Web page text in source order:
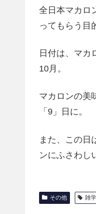
全日本マカロ
ってもらう目
日付は、マカ
10月。
マカロンの美
「9」日に。
また、この日
ンにふさわし
その他 雑学